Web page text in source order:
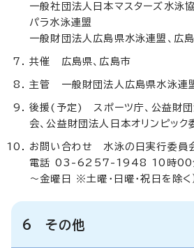
一般社団法人日本マスターズ水泳
パラ水泳連盟
一般財団法人広島県水泳連盟、広
共催 広島県、広島市
主管 一般財団法人広島県水泳連
後援(予定) スポーツ庁、公益財団
会、公益財団法人日本オリンピック
お問い合わせ 水泳の日実行委員
電話 03-6257-1948 10時00
～金曜日 ※土曜・日曜・祝日を除く
6 その他